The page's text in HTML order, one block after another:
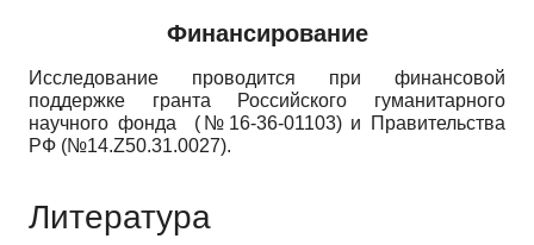
Финансирование
Исследование проводится при финансовой
поддержке гранта Российского гуманитарного
научного фонда (№16-36-01103) и Правительства
РФ (№14.Z50.31.0027).
Литература